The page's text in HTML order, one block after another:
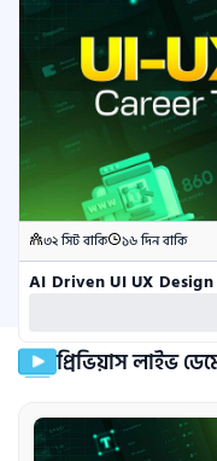
৩২ সিট বাকি ১৬ দিন বাকি
AI Driven UI UX
প্রিভিয়াস লাইভ